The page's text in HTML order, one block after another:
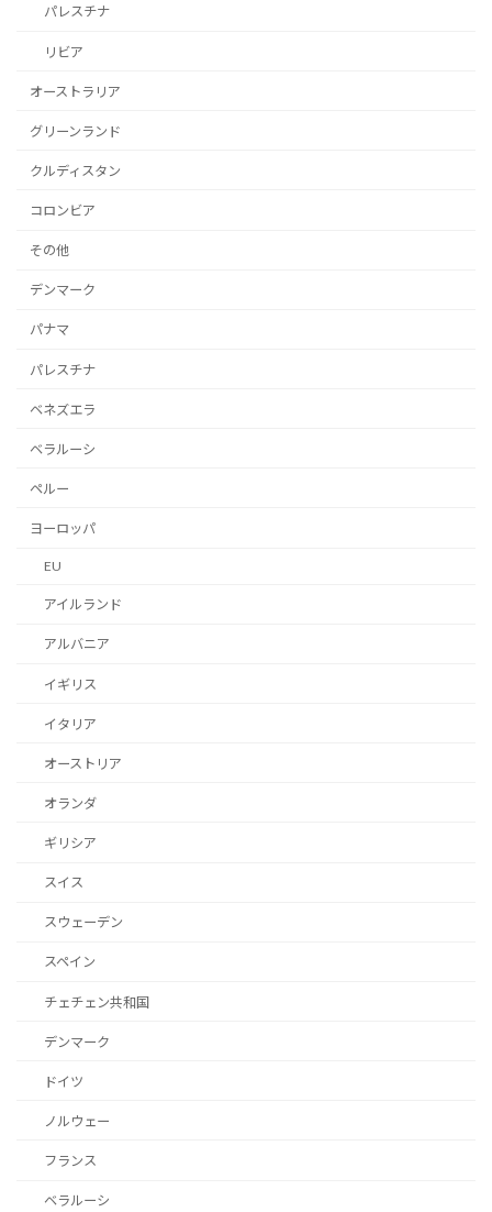
パレスチナ
リビア
オーストラリア
グリーンランド
クルディスタン
コロンビア
その他
デンマーク
パナマ
パレスチナ
ベネズエラ
ベラルーシ
ペルー
ヨーロッパ
EU
アイルランド
アルバニア
イギリス
イタリア
オーストリア
オランダ
ギリシア
スイス
スウェーデン
スペイン
チェチェン共和国
デンマーク
ドイツ
ノルウェー
フランス
ベラルーシ